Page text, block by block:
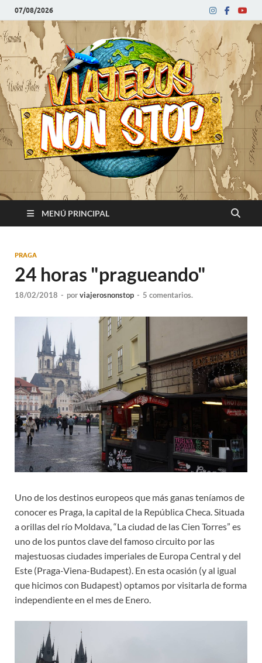
07/08/2026
Blog
de
viajes
MENÚ PRINCIPAL
PRAGA
24 horas "pragueando"
18/02/2018 - porviajerosnonstop - 5 comentarios.
Uno de los destinos europeos que más ganas teníamos de
conocer es Praga, la capital de la República Checa. Situada
a orillas del río Moldava, “La ciudad de las Cien Torres” es
uno de los puntos clave del famoso circuito por las
majestuosas ciudades imperiales de Europa Central y del
Este (Praga-Viena-Budapest). En esta ocasión (y al igual
que hicimos con Budapest) optamos por visitarla de forma
independiente en el mes de Enero.